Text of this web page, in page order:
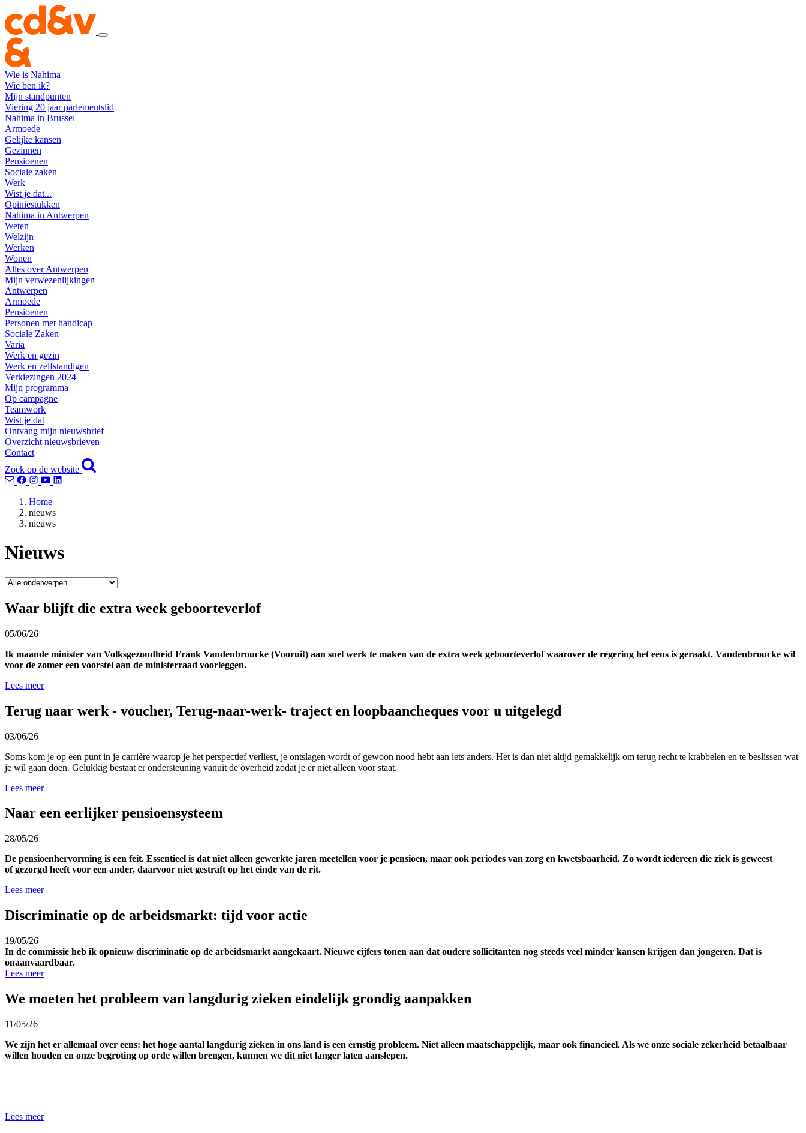
Wie is Nahima
Wie ben ik?
Mijn standpunten
Viering 20 jaar parlementslid
Nahima in Brussel
Armoede
Gelijke kansen
Gezinnen
Pensioenen
Sociale zaken
Werk
Wist je dat...
Opiniestukken
Nahima in Antwerpen
Weten
Welzijn
Werken
Wonen
Alles over Antwerpen
Mijn verwezenlijkingen
Antwerpen
Armoede
Pensioenen
Personen met handicap
Sociale Zaken
Varia
Werk en gezin
Werk en zelfstandigen
Verkiezingen 2024
Mijn programma
Op campagne
Teamwork
Wist je dat
Ontvang mijn nieuwsbrief
Overzicht nieuwsbrieven
Contact
Zoek op de website
Home
nieuws
nieuws
Nieuws
Waar blijft die extra week geboorteverlof
05/06/26
Ik maande minister van Volksgezondheid Frank Vandenbroucke (Vooruit) aan snel werk te maken van de extra week geboorteverlof waarover de regering het eens is geraakt. Vandenbroucke wil
voor de zomer een voorstel aan de ministerraad voorleggen.
Lees meer
Terug naar werk - voucher, Terug-naar-werk- traject en loopbaancheques voor u uitgelegd
03/06/26
Soms kom je op een punt in je carrière waarop je het perspectief verliest, je ontslagen wordt of gewoon nood hebt aan iets anders. Het is dan niet altijd gemakkelijk om terug recht te krabbelen en te beslissen wat
je wil gaan doen. Gelukkig bestaat er ondersteuning vanuit de overheid zodat je er niet alleen voor staat.
Lees meer
Naar een eerlijker pensioensysteem
28/05/26
De pensioenhervorming is een feit. Essentieel is dat niet alleen gewerkte jaren meetellen voor je pensioen, maar ook periodes van zorg en kwetsbaarheid. Zo wordt iedereen die ziek is geweest
of gezorgd heeft voor een ander, daarvoor niet gestraft op het einde van de rit.
Lees meer
Discriminatie op de arbeidsmarkt: tijd voor actie
19/05/26
In de commissie heb ik opnieuw discriminatie op de arbeidsmarkt aangekaart. Nieuwe cijfers tonen aan dat oudere sollicitanten nog steeds veel minder kansen krijgen dan jongeren. Dat is
onaanvaardbaar.
Lees meer
We moeten het probleem van langdurig zieken eindelijk grondig aanpakken
11/05/26
We zijn het er allemaal over eens: het hoge aantal langdurig zieken in ons land is een ernstig probleem. Niet alleen maatschappelijk, maar ook financieel. Als we onze sociale zekerheid betaalbaar
willen houden en onze begroting op orde willen brengen, kunnen we dit niet langer laten aanslepen.
Lees meer